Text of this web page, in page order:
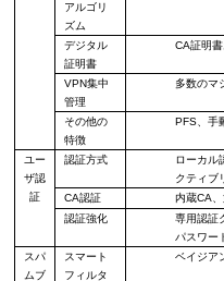
アルゴリ
ズム
デジタル
証明書
CA証明書
VPN集中
管理
多数のマ
その他の
特徴
PFS、手
ユー
ザ認
証
認証方式 ローカル
クティブ
CA認証 内蔵CA
認証強化 専用認証
パスワー
スパ
ムブ
スマート
フィルタ
ベイジア